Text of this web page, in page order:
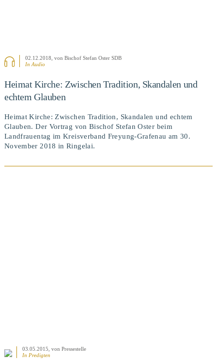
02.12.2018 , von Bischof Stefan Oster SDB
In Audio
Heimat Kirche: Zwischen Tradition, Skandalen und
echtem Glauben
Heimat Kirche: Zwischen Tradition, Skandalen und echtem
Glauben. Der Vortrag von Bischof Stefan Oster beim
Landfrauentag im Kreisverband Freyung-Grafenau am 30.
November 2018 in Ringelai.
03.05.2015 , von Pressestelle
In Predigten